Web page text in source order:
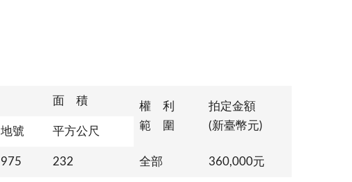
面 積
權 利
範 圍
拍定金額
(新臺幣元)
地號 平方公尺
975 232 全部 360,000元